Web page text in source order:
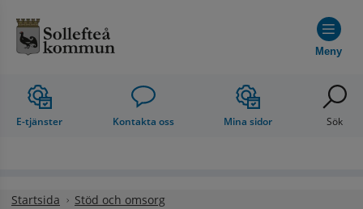
Meny
E-tjänster Kontakta oss Mina sidor Sök
Startsida
Stöd och omsorg